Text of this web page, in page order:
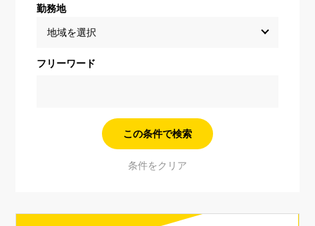
勤務地
フリーワード